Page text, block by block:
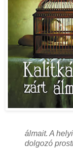
álmait. A
dolgozó